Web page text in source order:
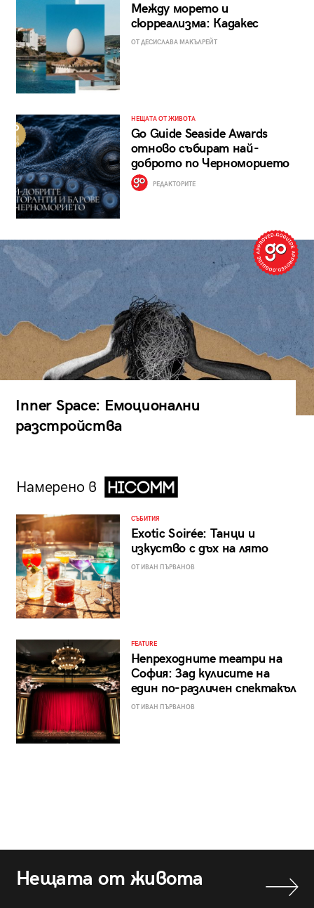
Между морето и
сюрреализма: Кадакес
ОТ ДЕСИСЛАВА МАКЪЛРЕЙТ
НЕЩАТА ОТ ЖИВОТА
Go Guide Seaside Awards
отново събират най-
доброто по Черноморието
РЕДАКТОРИТЕ
Inner Space: Емоционални
разстройства
Намерено в
СЪБИТИЯ
Exotic Soirée: Танци и
изкуство с дъх на лято
ОТ ИВАН ПЪРВАНОВ
FEATURE
Непреходните театри на
София: Зад кулисите на
един по-различен спектакъл
ОТ ИВАН ПЪРВАНОВ
Нещата от живота